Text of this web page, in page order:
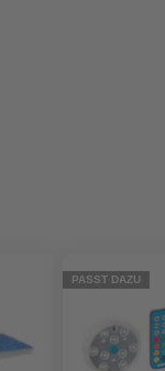
PASST DAZU